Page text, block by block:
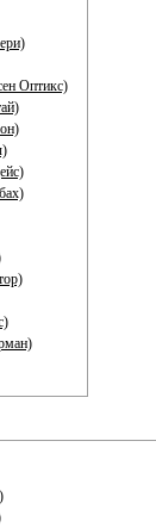
Оптикс)